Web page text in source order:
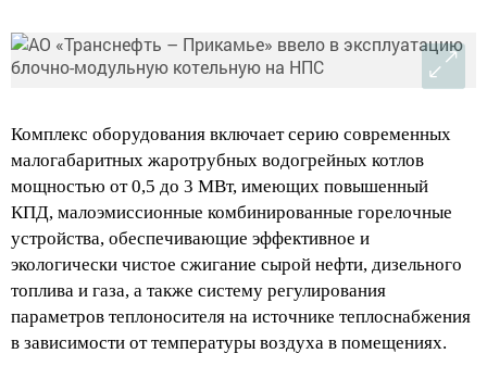
Комплекс оборудования включает серию современных
малогабаритных жаротрубных водогрейных котлов
мощностью от 0,5 до 3 МВт, имеющих повышенный
КПД, малоэмиссионные комбинированные горелочные
устройства, обеспечивающие эффективное и
экологически чистое сжигание сырой нефти, дизельного
топлива и газа, а также систему регулирования
параметров теплоносителя на источнике теплоснабжения
в зависимости от температуры воздуха в помещениях.